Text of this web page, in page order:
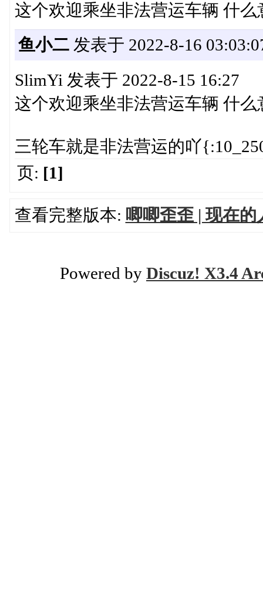
这个欢迎乘坐非法营运车辆 什么
鱼小二发表于 2022-8-16
SlimYi 发表于 2022-8-15 16:27
这个欢迎乘坐非法营运车辆 什么
三轮车就是非法营运的吖
页: [1]
查看完整版本: 唧唧歪歪 | 现在
Powered by Discuz! X3.4